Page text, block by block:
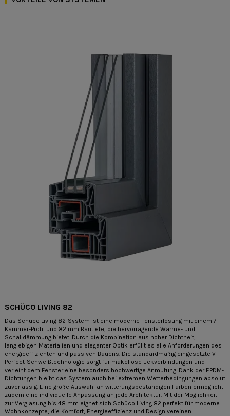
SCHÜCO LIVING 82
Das Schüco LivIng 82-System ist eine moderne Fensterlösung mit einem 7-
Kammer-Profil und 82 mm Bautiefe, die hervorragende Wärme- und
Schalldämmung bietet. Durch die Kombination aus hoher Dichtheit,
langlebigen Materialien und eleganter Optik erfüllt es alle Anforderungen des
energieeffizienten und passiven Bauens. Die standardmäßig eingesetzte V-
Perfect-Schweißtechnologie sorgt für makellose Eckverbindungen und
verleiht dem Fenster eine besonders hochwertige Anmutung. Dank der EPDM-
Dichtungen bleibt das System auch bei extremen Wetterbedingungen absolut
zuverlässig. Eine große Auswahl an witterungsbeständigen Farben ermöglicht
zudem eine individuelle Anpassung an jede Architektur. Mit der Möglichkeit
zur Verglasung bis 48 mm eignet sich Schüco LivIng 82 perfekt für moderne
Wohnkonzepte, die Komfort, Energieeffizienz und Design vereinen.